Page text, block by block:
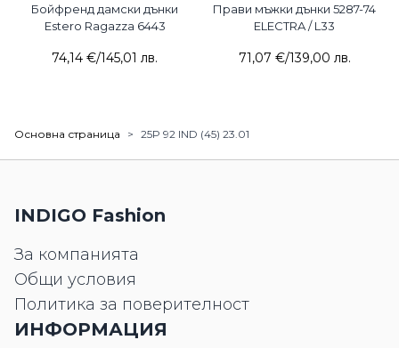
Бойфренд дамски дънки
Estero Ragazza 6443
74,14 €/145,01 лв.
Прави мъжки дънки 5287-74
ELECTRA / L33
71,07 €/139,00 лв.
Основна страница > 25P 92 IND (45) 23.01
INDIGO Fashion
За компанията
Общи условия
Политика за поверителност
ИНФОРМАЦИЯ